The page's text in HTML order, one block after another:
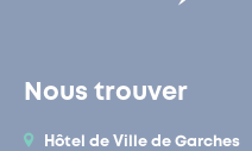
Nous trouver
Hôtel de Ville de Garches